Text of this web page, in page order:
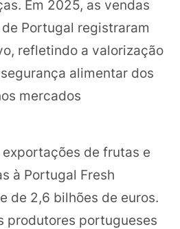
Em 2025, as vendas
Portugal registraram
refletindo a valorização
alimentar dos
mercados
exportações de frutas e
à Portugal Fresh
de 2,6 bilhões de euros.
produtores portugueses